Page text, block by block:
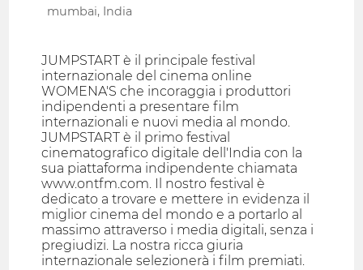
mumbai, India
JUMPSTART è il principale festival
internazionale del cinema online
WOMENA'S che incoraggia i produttori
indipendenti a presentare film
internazionali e nuovi media al mondo.
JUMPSTART è il primo festival
cinematografico digitale dell'India con la
sua piattaforma indipendente chiamata
www.ontfm.com. Il nostro festival è
dedicato a trovare e mettere in evidenza il
miglior cinema del mondo e a portarlo al
massimo attraverso i media digitali, senza i
pregiudizi. La nostra ricca giuria
internazionale selezionerà i film premiati.